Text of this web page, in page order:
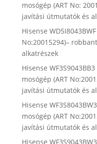
mosógép (ART No:
javítási útmutatók és
Hisense
No:20015294)–
alkatrészek
Hisense
mosógép (ART
javítási útmutatók és
Hisense
mosógép (ART
javítási útmutatók és
Hisense